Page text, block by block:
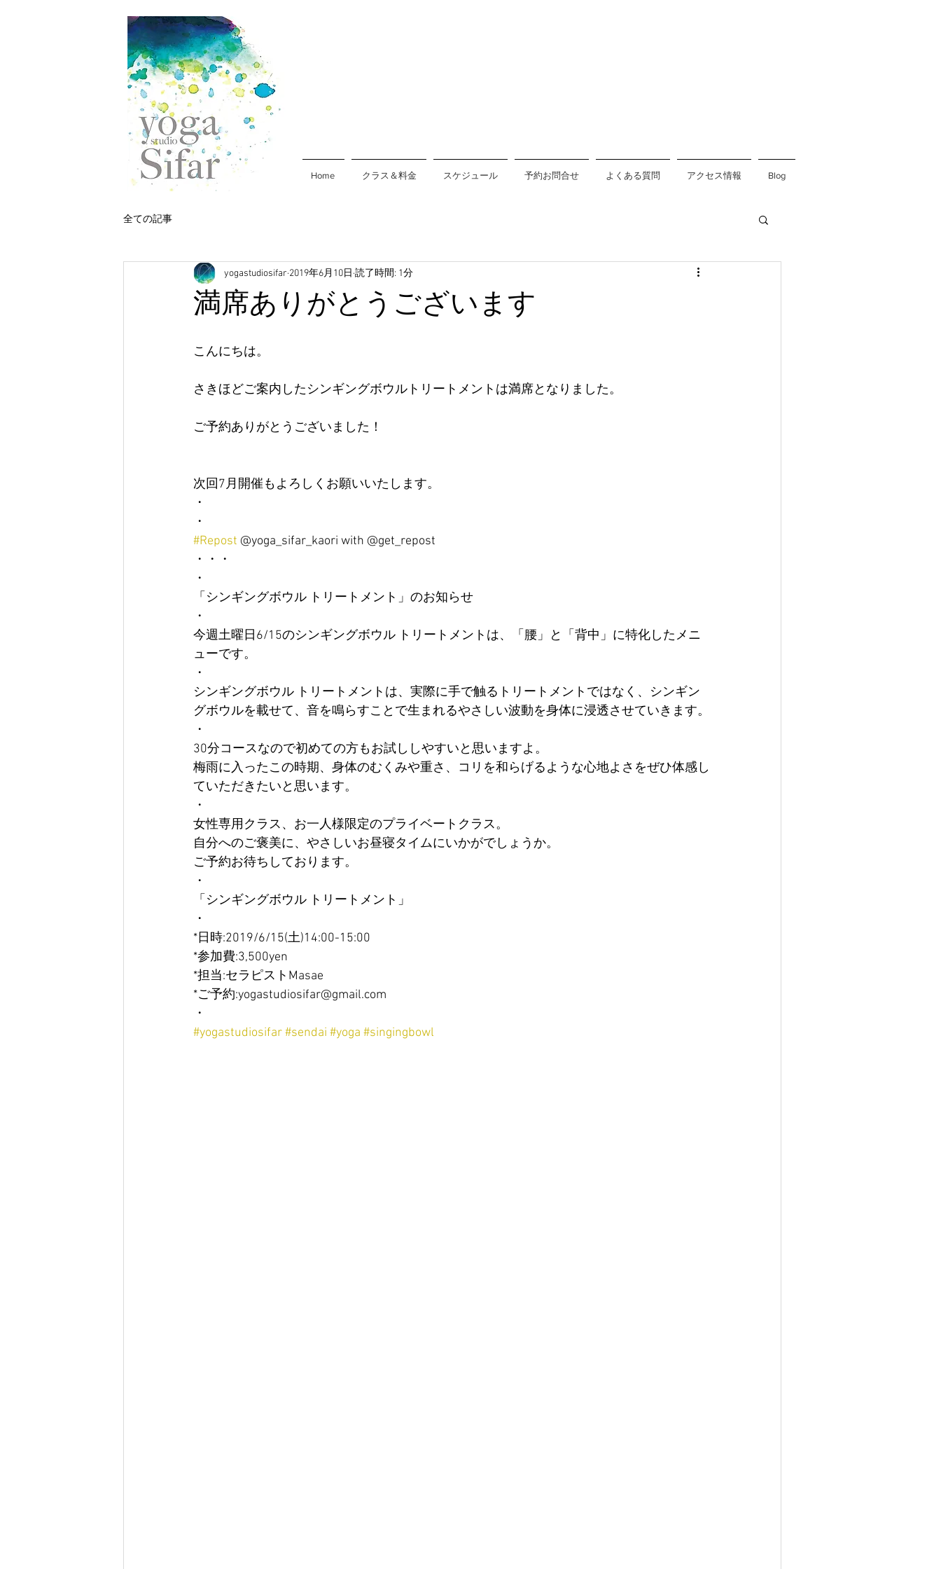
Home クラス＆料金 スケジュール 予約お問合せ よくある質問 アクセス情報 Blog
全ての記事
満席ありがとうございます
yogastudiosifar 2019年6月10日 読了時間: 1分
こんにちは。
さきほどご案内したシンギングボウルトリートメントは満席となりました。
ご予約ありがとうございました！
次回7月開催もよろしくお願いいたします。
・
・
#Repost @yoga_sifar_kaori with @get_repost
・・・
・
「シンギングボウル トリートメント」のお知らせ
・
今週土曜日6/15のシンギングボウル トリートメントは、「腰」と「背中」に特化したメニ
ューです。
・
シンギングボウル トリートメントは、実際に手で触るトリートメントではなく、シンギン
グボウルを載せて、音を鳴らすことで生まれるやさしい波動を身体に浸透させていきます。
・
30分コースなので初めての方もお試ししやすいと思いますよ。
梅雨に入ったこの時期、身体のむくみや重さ、コリを和らげるような心地よさをぜひ体感し
ていただきたいと思います。
・
女性専用クラス、お一人様限定のプライベートクラス。
自分へのご褒美に、やさしいお昼寝タイムにいかがでしょうか。
ご予約お待ちしております。
・
「シンギングボウル トリートメント」
・
*日時:2019/6/15(土)14:00-15:00
*参加費:3,500yen
*担当:セラピストMasae
*ご予約:yogastudiosifar@gmail.com
・
#yogastudiosifar#sendai #yoga #singingbowl